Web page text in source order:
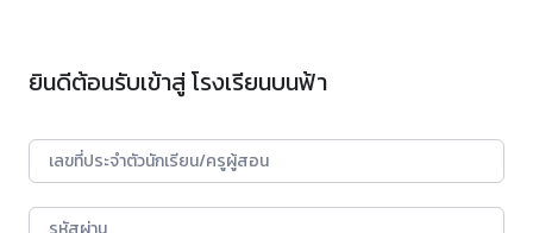
ยินดีต้อนรับเข้าสู่ โรงเรียนบนฟ้า